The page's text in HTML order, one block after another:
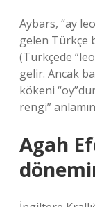
Aybars, “ay
gelen Türkçe
(Türkçede
gelir. Ancak
kökeni
rengi”
Agah